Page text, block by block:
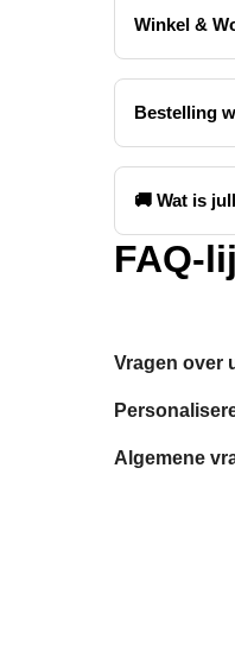
Winkel &
Bestelling
🚚 Wat is
FAQ-
Vragen over
Algemene